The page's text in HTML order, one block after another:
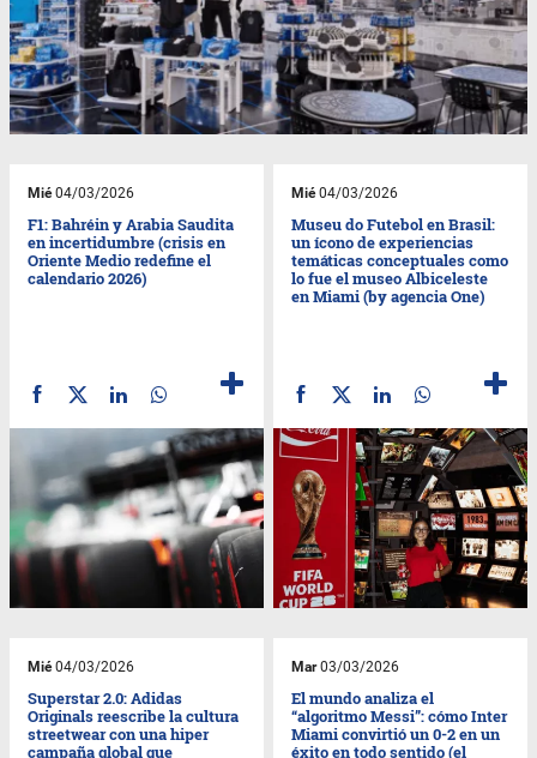
Mié04/03/2026
F1: Bahréin y Arabia Saudita
en incertidumbre (crisis en
Oriente Medio redefine el
calendario 2026)
Mié04/03/2026
Museu do Futebol en Brasil:
un ícono de experiencias
temáticas conceptuales como
lo fue el museo Albiceleste
en Miami (by agencia One)
Mié04/03/2026
Superstar 2.0: Adidas
Originals reescribe la cultura
streetwear con una hiper
campaña global que
Mar03/03/2026
El mundo analiza el
“algoritmo Messi”: cómo Inter
Miami convirtió un 0-2 en un
éxito en todo sentido (el